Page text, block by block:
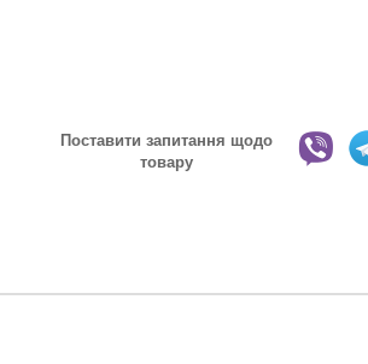
Поставити запитання щодо
товару